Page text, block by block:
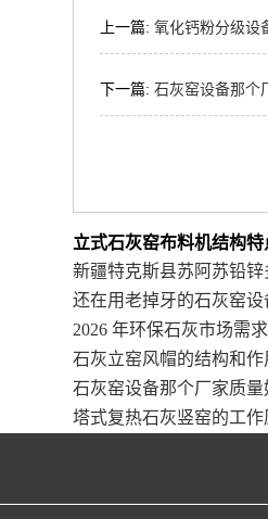
上一篇:氧化钙粉分级设
下一篇:石灰窑设备那个
立式石灰窑布料机结构
新疆特克斯县苏阿苏铅
还在用老掉牙的石灰窑
2026 年环保石灰市场需
石灰立窑风帽的结构和作
石灰窑设备那个厂家质量
塔式复热石灰竖窑的工作